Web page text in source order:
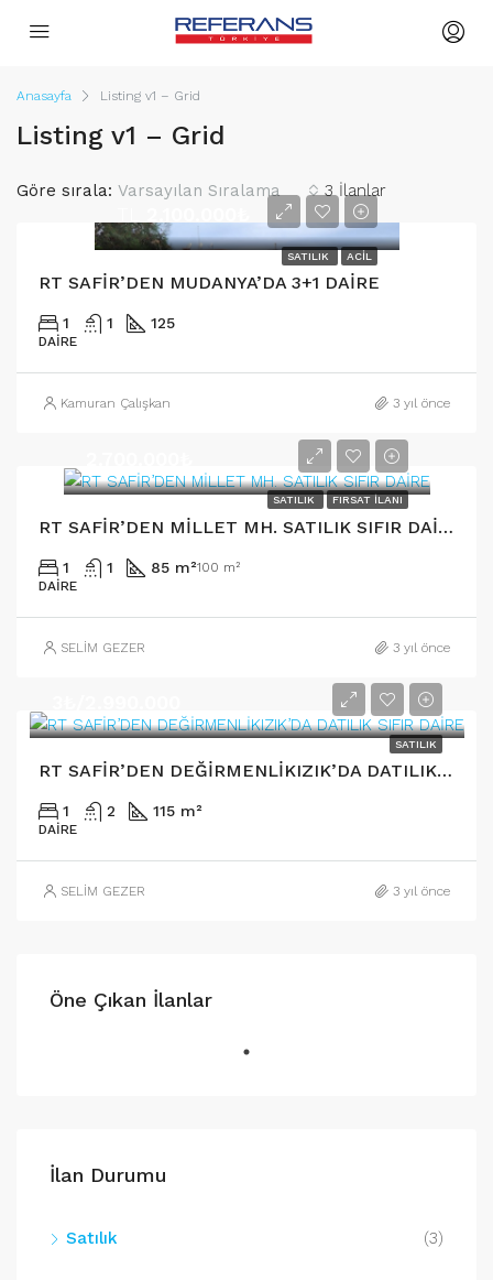
Anasayfa Listing v1 – Grid
Listing v1 – Grid
3 İlanlar
Göre sırala: Varsayılan Sıralama
SATILIK ACIL
RT SAFİR’DEN MUDANYA’DA 3+1 DAİRE
1 1 125
DAIRE
Kamuran Çalışkan 3 yıl önce
SATILIK FIRSAT İLANI
RT SAFİR’DEN MİLLET MH. SATILIK SIFIR DAİRE
1 1 85 m²100 m²
DAIRE
SELİM GEZER 3 yıl önce
SATILIK
RT SAFİR’DEN DEĞİRMENLİKIZIK’DA DATILIK SIFIR DAİRE
1 2 115 m²
DAIRE
SELİM GEZER 3 yıl önce
Öne Çıkan İlanlar
İlan Durumu
Satılık (3)